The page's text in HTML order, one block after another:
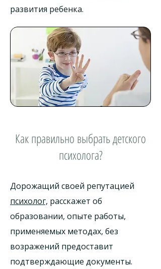
развития ребенка.
Как правильно выбрать детского
психолога?
Дорожащий своей репутацией
психолог, расскажет об
образовании, опыте работы,
применяемых методах, без
возражений предоставит
подтверждающие документы.